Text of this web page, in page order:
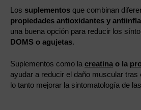
Los suplementos que combinan
propiedades antioxidantes y
una buena opción para reducir los
DOMS o agujetas.
Suplementos como la creatina o la
ayudar a reducir el daño muscular
lo tanto mejorar la sintomatología de